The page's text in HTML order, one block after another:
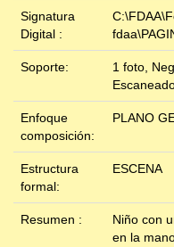
Signatura
Digital :
Soporte:
1 foto,
Enfoque
composición:
PLANO
Estructura
formal:
ESCENA
Resumen :
Niño con
en la